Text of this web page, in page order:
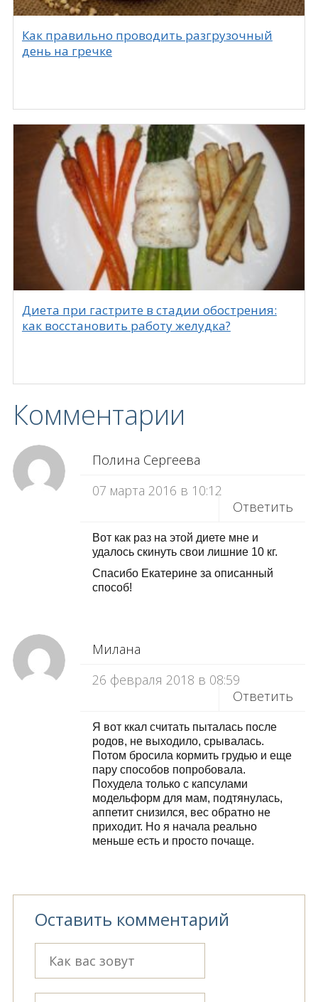
Как правильно проводить разгрузочный
день на гречке
Диета при гастрите в стадии обострения:
как восстановить работу желудка?
Комментарии
Полина Сергеева
07 марта 2016 в 10:12
Ответить
Вот как раз на этой диете мне и
удалось скинуть свои лишние 10 кг.
Спасибо Екатерине за описанный
способ!
Милана
26 февраля 2018 в 08:59
Ответить
Я вот ккал считать пыталась после
родов, не выходило, срывалась.
Потом бросила кормить грудью и еще
пару способов попробовала.
Похудела только с капсулами
модельформ для мам, подтянулась,
аппетит снизился, вес обратно не
приходит. Но я начала реально
меньше есть и просто почаще.
Оставить комментарий